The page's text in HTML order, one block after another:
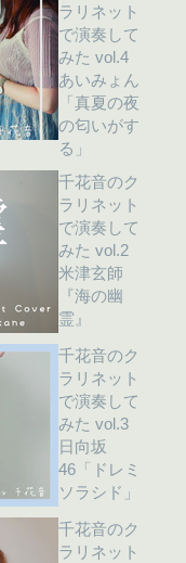
ラリネット
で演奏して
みた vol.4
あいみょん
「真夏の夜
の匂いがす
る」
千花音のク
ラリネット
で演奏して
みた vol.2
米津玄師
『海の幽
霊』
千花音のク
ラリネット
で演奏して
みた vol.3
日向坂
46「ドレミ
ソラシド」
千花音のク
ラリネット